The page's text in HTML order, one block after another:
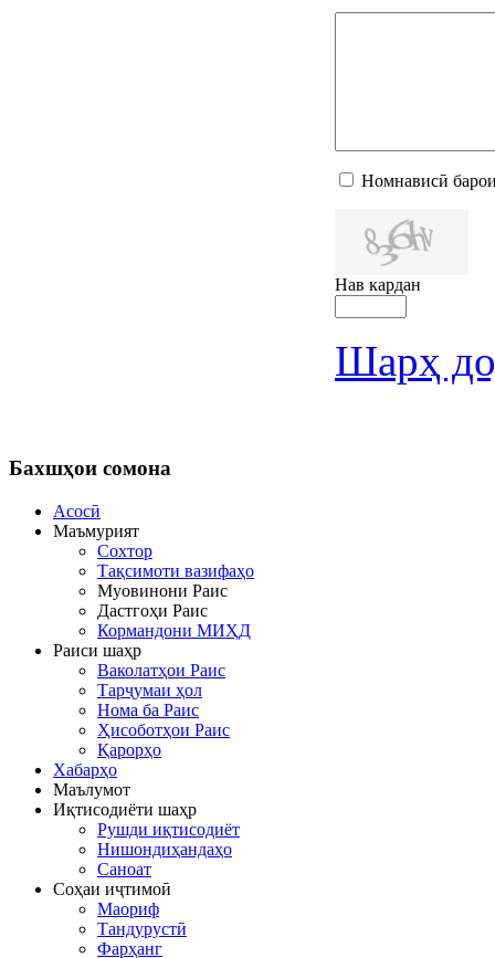
Номнависӣ
Нав кардан
Шарҳ
Бахшҳои сомона
Асосӣ
Маъмурият
Сохтор
Тақсимоти вазифаҳо
Муовинони Раис
Дастгоҳи Раис
Кормандони МИҲД
Раиси шаҳр
Ваколатҳои Раис
Тарҷумаи ҳол
Нома ба Раис
Ҳисоботҳои Раис
Қарорҳо
Хабарҳо
Маълумот
Иқтисодиёти шаҳр
Рушди иқтисодиёт
Нишондиҳандаҳо
Саноат
Соҳаи иҷтимоӣ
Маориф
Тандурустӣ
Фарҳанг